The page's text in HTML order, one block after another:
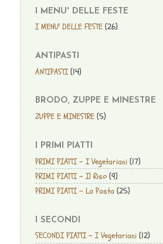
I MENU' DELLE FESTE
I MENU' DELLE FESTE (26)
ANTIPASTI
ANTIPASTI (14)
BRODO, ZUPPE E MINESTRE
ZUPPE E MINESTRE (5)
I PRIMI PIATTI
PRIMI PIATTI - I Vegetariani (17)
PRIMI PIATTI - Il Riso (9)
PRIMI PIATTI - La Pasta (25)
I SECONDI
SECONDI PIATTI - I Vegetariani (12)